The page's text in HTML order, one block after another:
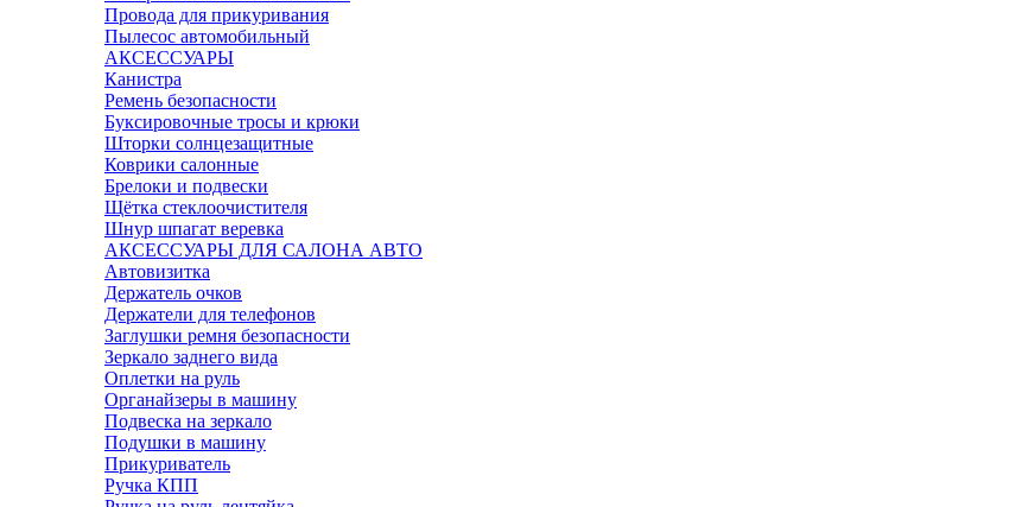
Провода для прикуривания
Пылесос автомобильный
АКСЕССУАРЫ
Канистра
Ремень безопасности
Буксировочные тросы и крюки
Шторки солнцезащитные
Коврики салонные
Брелоки и подвески
Щётка стеклоочистителя
Шнур шпагат веревка
АКСЕССУАРЫ ДЛЯ САЛОНА АВТО
Автовизитка
Держатель очков
Держатели для телефонов
Заглушки ремня безопасности
Зеркало заднего вида
Оплетки на руль
Органайзеры в машину
Подвеска на зеркало
Подушки в машину
Прикуриватель
Ручка КПП